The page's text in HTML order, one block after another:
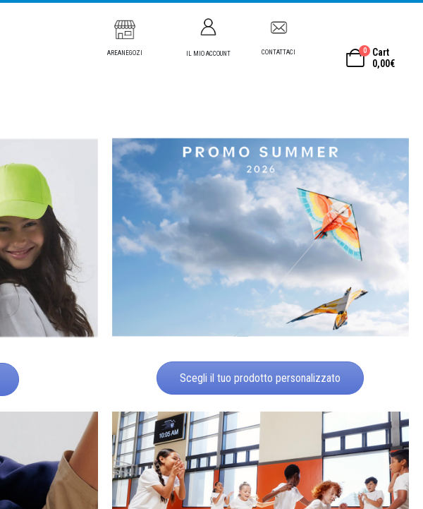
AREANEGOZI IL MIO ACCOUNT CONTATTACI 0
Cart
0,00€
Scegli il tuo prodotto personalizzato